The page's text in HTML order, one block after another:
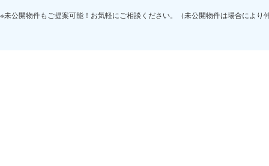
※未公開物件もご提案可能！お気軽にご相談ください。（未公開物件は場合により